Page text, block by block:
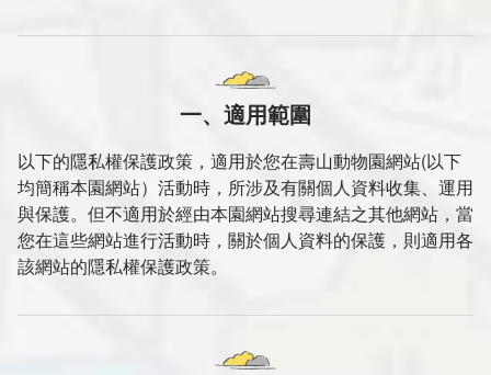
一、適用範圍
以下的隱私權保護政策，適用於您在壽山動物園網站(以下
均簡稱本園網站）活動時，所涉及有關個人資料收集、運用
與保護。但不適用於經由本園網站搜尋連結之其他網站，當
您在這些網站進行活動時，關於個人資料的保護，則適用各
該網站的隱私權保護政策。